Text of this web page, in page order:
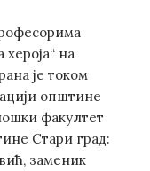
на
је током
општине
факултет
Стари град:
заменик